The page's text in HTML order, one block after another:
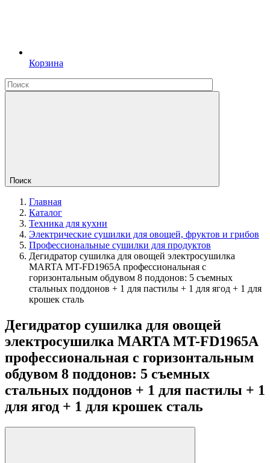
Корзина
Поиск
Главная
Каталог
Техника для кухни
Электрические сушилки для овощей, фруктов и грибов
Профессиональные сушилки для продуктов
Дегидратор сушилка для овощей электросушилка
MARTA MT-FD1965A профессиональная с
горизонтальным обдувом 8 поддонов: 5 съемных
стальных поддонов + 1 для пастилы + 1 для ягод + 1 для
крошек сталь
Дегидратор сушилка для овощей
электросушилка MARTA MT-FD1965A
профессиональная с горизонтальным
обдувом 8 поддонов: 5 съемных
стальных поддонов + 1 для пастилы + 1
для ягод + 1 для крошек сталь